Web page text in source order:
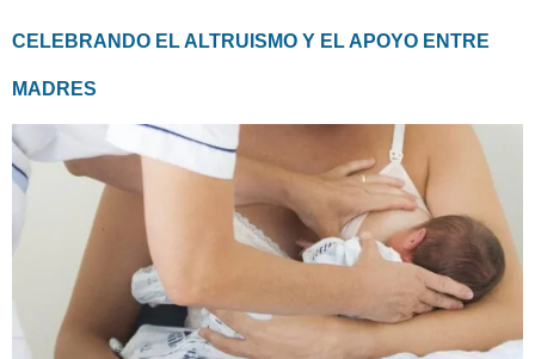
CELEBRANDO EL ALTRUISMO Y EL APOYO ENTRE
MADRES